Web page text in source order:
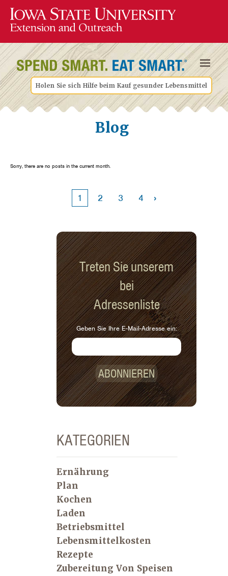
Holen Sie sich Hilfe beim Kauf gesunder Lebensmittel
Blog
Sorry, there are no posts in the current month.
1 2 3 4 ›
Treten Sie unserem
bei
Adressenliste
Geben Sie Ihre E-Mail-Adresse ein:
ABONNIEREN
KATEGORIEN
Ernährung
Plan
Kochen
Laden
Betriebsmittel
Lebensmittelkosten
Rezepte
Zubereitung Von Speisen